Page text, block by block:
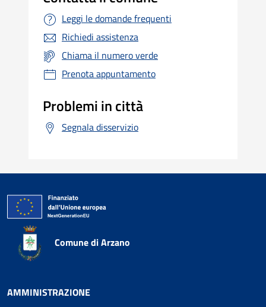
Leggi le domande frequenti
Richiedi assistenza
Chiama il numero verde
Prenota appuntamento
Problemi in città
Segnala disservizio
Comune di Arzano
AMMINISTRAZIONE